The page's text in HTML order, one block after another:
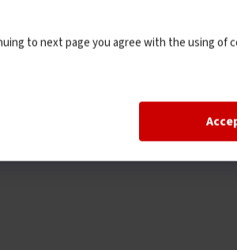
to next page you agree with the using of